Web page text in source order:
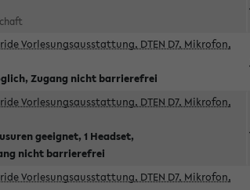
Vorlesungsausstattung, DTEN D7, Mikrofon,
Zugang nicht barrierefrei
Vorlesungsausstattung, DTEN D7, Mikrofon,
geeignet, 1 Headset,
nicht barrierefrei
Vorlesungsausstattung, DTEN D7, Mikrofon,